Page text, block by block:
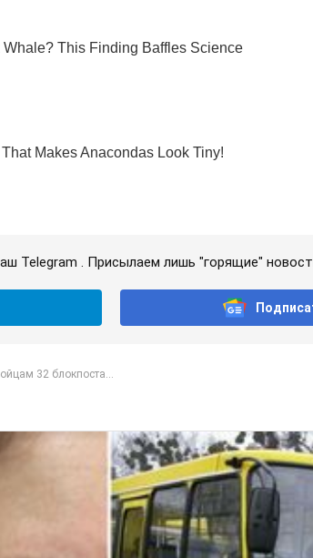
Telegram . Присылаем лишь "горящие"
32 блокпоста...